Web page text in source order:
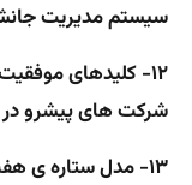
سیستم مدیریت
۱۲- کلیدهای
شرکت های پیشرو
۱۳- مدل ستاره ی هفت نقطه ای و شاین و همچنین